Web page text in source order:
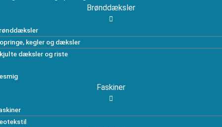
Brønddæksler
kegler og dæksler
dæksler og riste
Faskiner